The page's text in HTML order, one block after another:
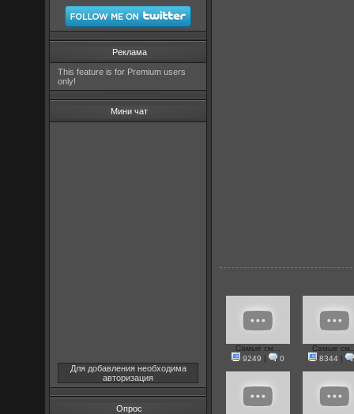
Реклама
This feature is for Premium users
only!
Мини чат
Для добавления необходима
авторизация
Опрос
Самые см...
9249 | 0
Самые
8344 |